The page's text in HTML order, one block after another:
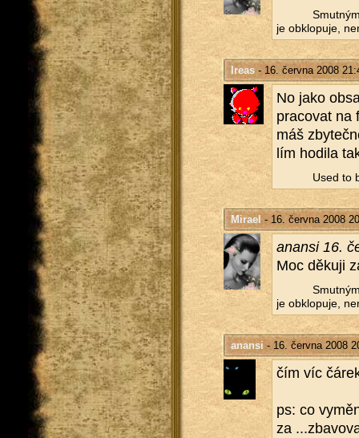
je ob­klo­pu­je,
Ireas- 16. června 2008
No jako
pra­co­vat na
máš
lím ho­di­la
Used to
Mirael - 16. června 2008
anan­si 16.
Moc dě­ku­ji
je ob­klo­pu­je,
anansi - 16. června 2008
čím víc
ps: co
za